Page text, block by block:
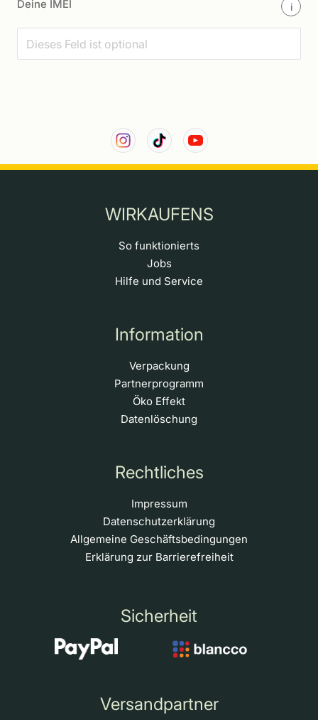
Deine IMEI i
WIRKAUFENS
So funktionierts
Jobs
Hilfe und Service
Information
Verpackung
Partnerprogramm
Öko Effekt
Datenlöschung
Rechtliches
Impressum
Datenschutzerklärung
Allgemeine Geschäftsbedingungen
Erklärung zur Barrierefreiheit
Sicherheit
Versandpartner